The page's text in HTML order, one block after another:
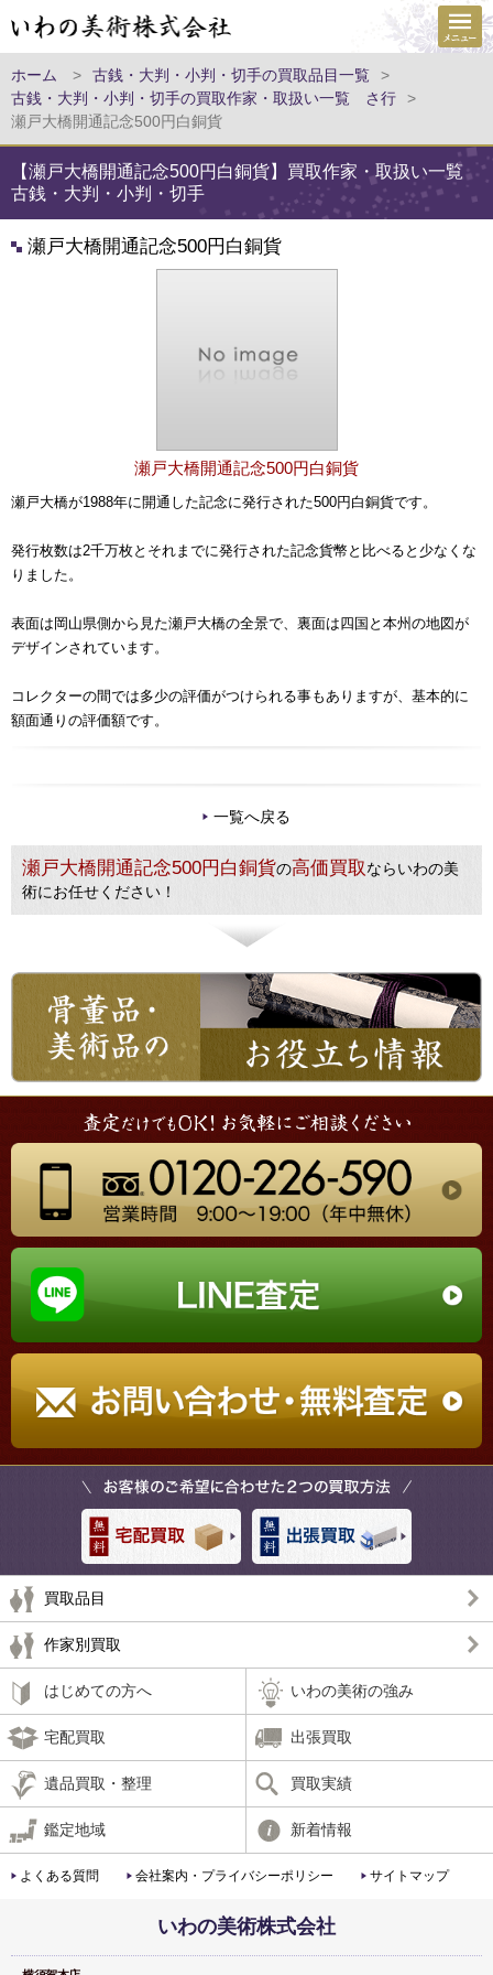
ホーム > 古銭・大判・小判・切手の買取品目一覧
>
古銭・大判・小判・切手の買取作家・取扱い一覧 さ行
>
瀬戸大橋開通記念500円白銅貨
【瀬戸大橋開通記念500円白銅貨】買取作家・取扱い一覧
古銭・大判・小判・切手
瀬戸大橋開通記念500円白銅貨
瀬戸大橋開通記念500円白銅貨
瀬戸大橋が1988年に開通した記念に発行された500円白銅貨です。
発行枚数は2千万枚とそれまでに発行された記念貨幣と比べると少なくな
りました。
表面は岡山県側から見た瀬戸大橋の全景で、裏面は四国と本州の地図が
デザインされています。
コレクターの間では多少の評価がつけられる事もありますが、基本的に
額面通りの評価額です。
一覧へ戻る
瀬戸大橋開通記念500円白銅貨の高価買取ならいわの美
術にお任せください！
買取品目
作家別買取
はじめての方へ いわの美術の強み
宅配買取 出張買取
遺品買取・整理 買取実績
鑑定地域 新着情報
よくある質問 会社案内・プライバシーポリシー サイトマップ
いわの美術株式会社